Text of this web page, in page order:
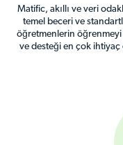
Matific, akıllı ve veri
temel beceri ve
öğretmenlerin öğrenmeyi
ve desteği en çok